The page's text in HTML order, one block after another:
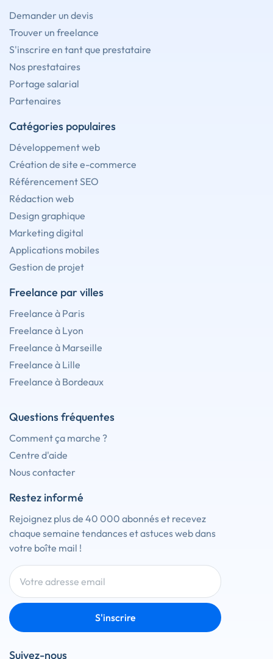
Demander un devis
Trouver un freelance
S'inscrire en tant que prestataire
Nos prestataires
Portage salarial
Partenaires
Catégories populaires
Développement web
Création de site e-commerce
Référencement SEO
Rédaction web
Design graphique
Marketing digital
Applications mobiles
Gestion de projet
Freelance par villes
Freelance à Paris
Freelance à Lyon
Freelance à Marseille
Freelance à Lille
Freelance à Bordeaux
Questions fréquentes
Comment ça marche ?
Centre d'aide
Nous contacter
Restez informé
Rejoignez plus de 40 000 abonnés et recevez
chaque semaine tendances et astuces web dans
votre boîte mail !
S'inscrire
Suivez-nous